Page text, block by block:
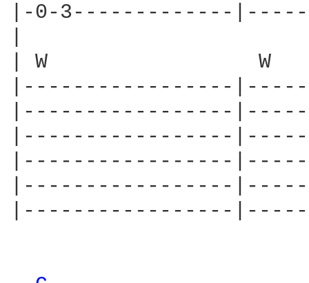
|-0-3-------------
| W                 W
|-----------------
|-----------------
|-----------------
|-----------------
|-----------------
|-----------------